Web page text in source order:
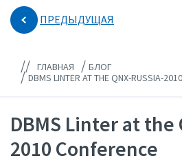
ПРЕДЫДУЩАЯ
// ГЛАВНАЯ / БЛОГ
/DBMS LINTER AT THE QNX-RUSSIA-
DBMS Linter at the
2010 Conference